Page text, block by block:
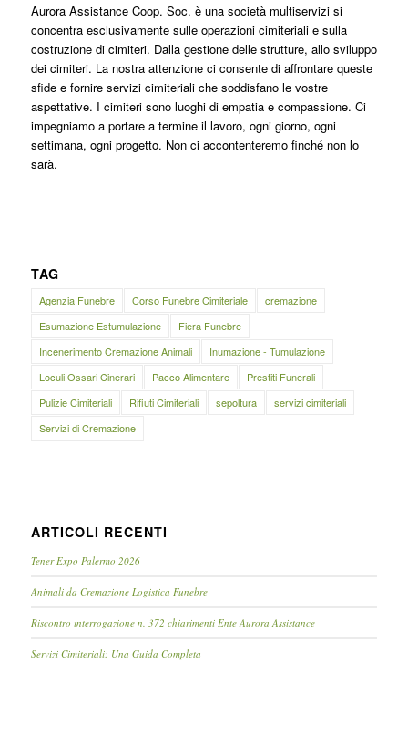
Aurora Assistance Coop. Soc. è una società multiservizi si
concentra esclusivamente sulle operazioni cimiteriali e sulla
costruzione di cimiteri. Dalla gestione delle strutture, allo sviluppo
dei cimiteri. La nostra attenzione ci consente di affrontare queste
sfide e fornire servizi cimiteriali che soddisfano le vostre
aspettative. I cimiteri sono luoghi di empatia e compassione. Ci
impegniamo a portare a termine il lavoro, ogni giorno, ogni
settimana, ogni progetto. Non ci accontenteremo finché non lo
sarà.
TAG
Agenzia Funebre Corso Funebre Cimiteriale
cremazione
Esumazione Estumulazione
Fiera Funebre
Incenerimento Cremazione Animali
Inumazione - Tumulazione
Loculi Ossari Cinerari
Pacco Alimentare
Prestiti Funerali
Pulizie Cimiteriali
Rifiuti Cimiteriali sepoltura
servizi cimiteriali
Servizi di Cremazione
ARTICOLI RECENTI
Tener Expo Palermo 2026
Animali da Cremazione Logistica Funebre
Riscontro interrogazione n. 372 chiarimenti Ente Aurora Assistance
Servizi Cimiteriali: Una Guida Completa